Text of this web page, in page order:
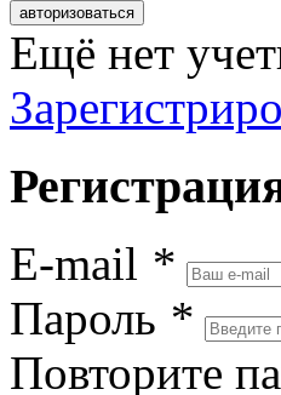
авторизоваться
Ещё нет
E-mail *
Пароль *
Повторите